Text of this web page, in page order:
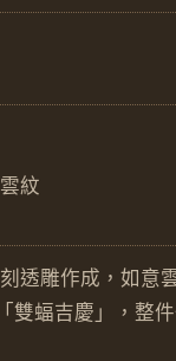
雲紋
透雕作成，如意
雙蝠吉慶」，整